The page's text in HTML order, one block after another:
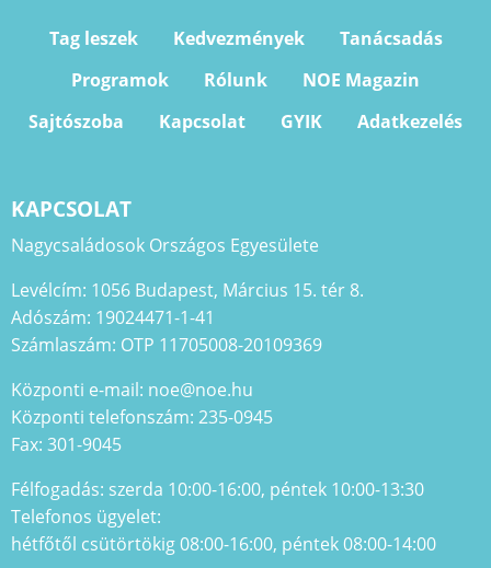
Tag leszek Kedvezmények
Tanácsadás
Programok
Rólunk
NOE Magazin
Sajtószoba
Kapcsolat GYIK Adatkezelés
KAPCSOLAT
Nagycsaládosok Országos Egyesülete
Levélcím: 1056 Budapest, Március 15. tér 8.
Adószám: 19024471-1-41
Számlaszám: OTP 11705008-20109369
Központi e-mail: noe@noe.hu
Központi telefonszám: 235-0945
Fax: 301-9045
Félfogadás: szerda 10:00-16:00, péntek 10:00-13:30
Telefonos ügyelet:
hétfőtől csütörtökig 08:00-16:00, péntek 08:00-14:00